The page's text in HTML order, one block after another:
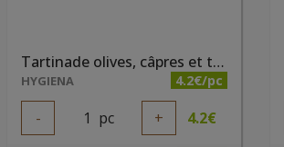
Tartinade olives, câpres et tomates bio 200ml
HYGIENA 4.2€/pc
- 1 pc + 4.2€